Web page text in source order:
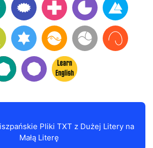
Pliki TXT z Dużej Litery na
Małą Literę